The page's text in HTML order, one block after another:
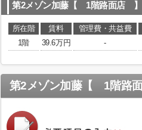
第2メゾン加藤【 1階路面店 】
所在階 賃料 管理費・共益費
1階
39.6万円 -
第2メゾン加藤【 1階路